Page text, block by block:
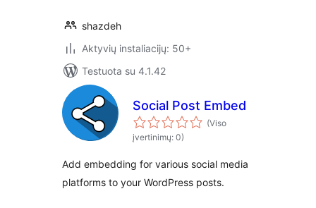
shazdeh
Aktyvių instaliacijų: 50+
Testuota su 4.1.42
Social Post Embed
(Viso
įvertinimų: 0)
Add embedding for various social media
platforms to your WordPress posts.